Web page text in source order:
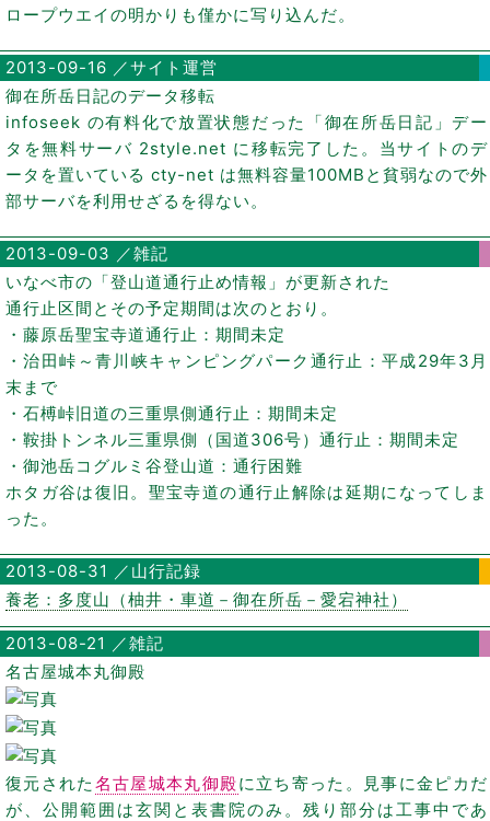
ロープウエイの明かりも僅かに写り込んだ。
2013-09-16 ／サイト運営
御在所岳日記のデータ移転
infoseek の有料化で放置状態だった「御在所岳日記」デー
タを無料サーバ 2style.net に移転完了した。当サイトのデ
ータを置いている cty-net は無料容量100MBと貧弱なので外
部サーバを利用せざるを得ない。
2013-09-03 ／雑記
いなべ市の「登山道通行止め情報」が更新された
通行止区間とその予定期間は次のとおり。
・藤原岳聖宝寺道通行止：期間未定
・治田峠～青川峡キャンピングパーク通行止：平成29年3月
末まで
・石榑峠旧道の三重県側通行止：期間未定
・鞍掛トンネル三重県側（国道306号）通行止：期間未定
・御池岳コグルミ谷登山道：通行困難
ホタガ谷は復旧。聖宝寺道の通行止解除は延期になってしま
った。
2013-08-31 ／山行記録
養老：多度山（柚井・車道－御在所岳－愛宕神社）
2013-08-21 ／雑記
名古屋城本丸御殿
復元された 名古屋城本丸御殿に立ち寄った。見事に金ピカだ
が、公開範囲は玄関と表書院のみ。残り部分は工事中であ